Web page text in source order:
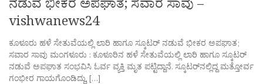
ನಡುವೆ ಭೀಕರ ಅಪಘಾತ; ಸವಾರ ಸಾವು –
vishwanews24
ಕೂಳೂರು ಹಳೆ ಸೇತುವೆಯಲ್ಲಿ ಲಾರಿ ಹಾಗೂ ಸ್ಕೂಟರ್ ನಡುವೆ ಭೀಕರ ಅಪಘಾತ;
ಸವಾರ ಸಾವು ಮಂಗಳೂರು : ಕೂಳೂರಿನ ಹಳೆ ಸೇತುವೆಯಲ್ಲಿ ಲಾರಿ ಹಾಗೂ ಸ್ಕೂಟರ್
ನಡುವೆ ಅಪಘಾತ ಸಂಭವಿಸಿ ಓರ್ವ ವ್ಯಕ್ತಿ ಮೃತ ಪಟ್ಟಿದ್ದಾನೆ. ಸ್ಕೂಟರ್‌ನಲ್ಲಿದ್ದ ಮತ್ತೋರ್ವ
ಗಂಭೀರ ಗಾಯಗೊಂಡಿದ್ದು, […]